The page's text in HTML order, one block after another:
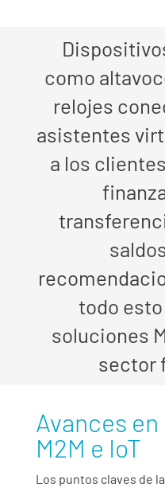
como
relojes
asistentes
a los
todo
soluciones
sector
Avances
M2M e IoT
Los puntos claves de